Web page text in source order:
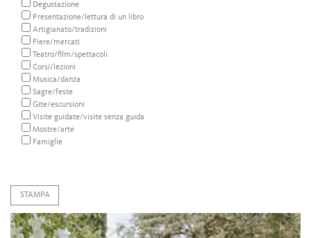
Degustazione
Presentazione/lettura di un libro
Artigianato/tradizioni
Fiere/mercati
Teatro/film/spettacoli
Corsi/lezioni
Musica/danza
Sagre/feste
Gite/escursioni
Visite guidate/visite senza guida
Mostre/arte
Famiglie
STAMPA